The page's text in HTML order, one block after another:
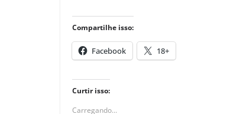
Compartilhe isso:
Facebook 18+
Curtir isso:
Carregando...